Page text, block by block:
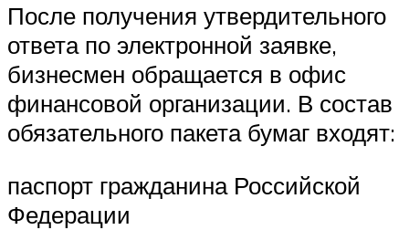
После получения утвердительного
ответа по электронной заявке,
бизнесмен обращается в офис
финансовой организации. В состав
обязательного пакета бумаг входят:
паспорт гражданина Российской
Федерации